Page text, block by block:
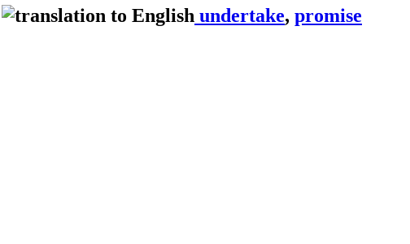
undertake, promise